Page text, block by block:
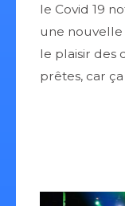
le Covid 19
une nouvelle
le plaisir des
prêtes, car